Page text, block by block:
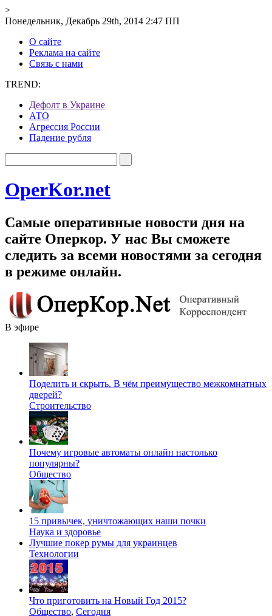
>
Понедельник, Декабрь 29th, 2014 2:47 ПП
О сайте
Реклама на сайте
Связь с нами
TREND:
Дефолт в Украине
АТО
Агрессия России
Падение рубля
OperKor.net
Самые оперативные новости дня на
сайте Оперкор. У нас Вы сможете
следить за всеми новостями за сегодня
в режиме онлайн.
В эфире
Поделить и скрыть. В чём преимущество межкомнатных
дверей?
Строительство
Почему игровые автоматы онлайн настолько
популярны?
Общество
15 привычек, уничтожающих наши почки
Наука и здоровье
Лучшие покер румы для украинцев
Технологии
Что приготовить на Новый Год 2015?
Общество, Сегодня